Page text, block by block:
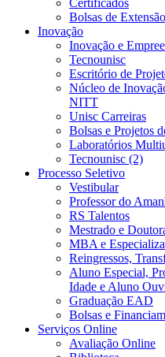
Certificados
Bolsas de Extensão
Inovação
Inovação e
Tecnounisc
Escritório de
Núcleo de
NITT
Unisc Carreiras
Bolsas e Projetos
Laboratórios
Tecnounisc (2)
Processo Seletivo
Vestibular
Professor do
RS Talentos
Mestrado e
MBA e
Reingressos,
Aluno Especial,
Idade e Aluno
Graduação EAD
Bolsas e
Serviços Online
Avaliação Online